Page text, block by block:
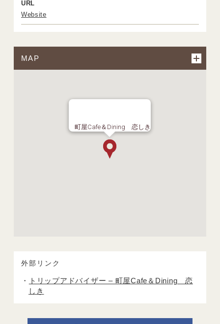
URL
Website
MAP
町屋Cafe＆Dining 恋しき
外部リンク
トリップアドバイザー – 町屋Cafe＆Dining 恋
しき